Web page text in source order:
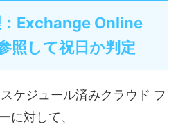
Exchange Online
照して祝日か判定
ケジュール済みクラウド フ
に対して、